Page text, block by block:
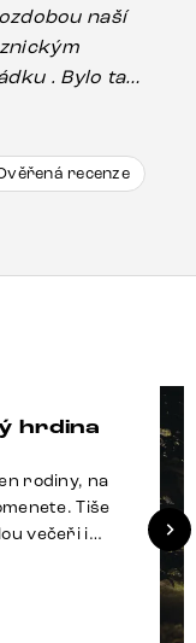
. Bylo tam
které mohlo
vstříc.recenze
hrdina
rodiny, na
Tiše
večeři i
vyřídit“. Pak
„Stavíme